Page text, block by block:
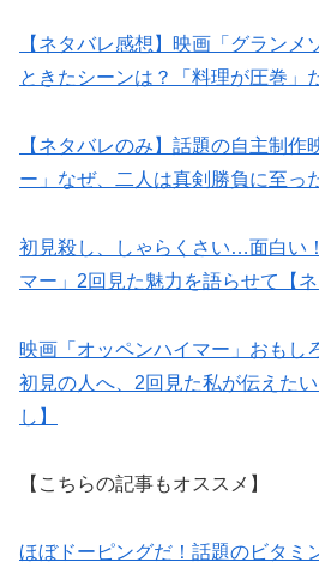
【ネタバレ感想】映画「グランメ
ときたシーンは？「料理が圧巻」
【ネタバレのみ】話題の自主制
ー」なぜ、二人は真剣勝負に至っ
初見殺し、しゃらくさい…面白い
マー」2回見た魅力を語らせて【ネ
映画「オッペンハイマー」おもし
初見の人へ、2回見た私が伝えた
し】
【こちらの記事もオススメ】
ほぼドーピングだ！話題のビタミ